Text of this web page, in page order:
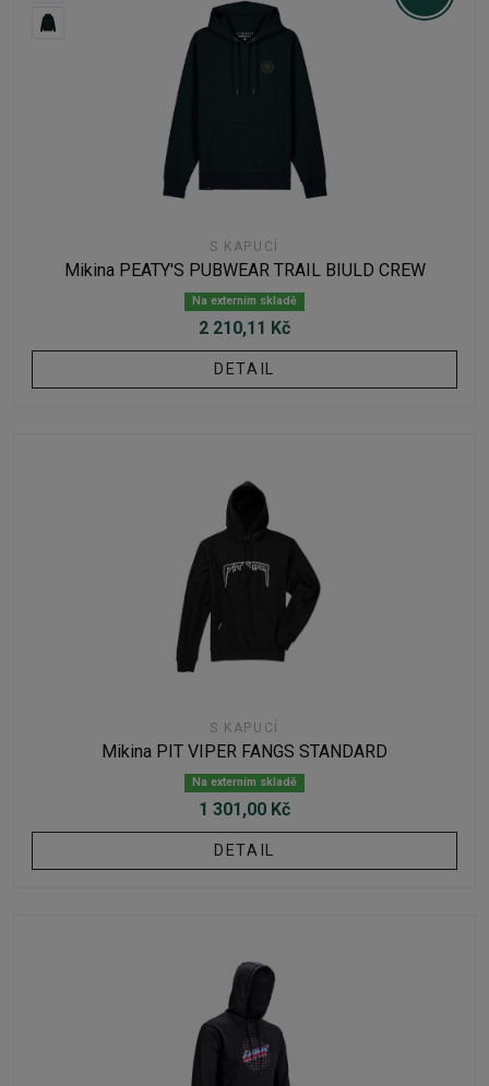
S KAPUCÍ
Mikina PEATY'S PUBWEAR TRAIL BIULD CREW
Na externím skladě
2 210,11 Kč
DETAIL
S KAPUCÍ
Mikina PIT VIPER FANGS STANDARD
Na externím skladě
1 301,00 Kč
DETAIL